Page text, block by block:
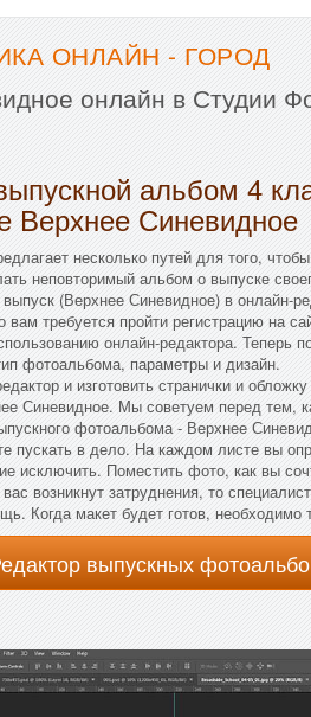
ОНЛАЙН - ГОРОД
онлайн в Студии
альбом 4
Верхнее Синевидное
несколько путей для того,
неповторимый альбом о выпуске
(Верхнее Синевидное) в онлайн-
требуется пройти регистрацию на
онлайн-редактора. Теперь
фотоальбома, параметры и дизайн.
и изготовить странички и
Синевидное. Мы советуем перед тем,
фотоальбома - Верхнее
пускать в дело. На каждом листе вы
исключить. Поместить фото, как вы
возникнут затруднения, то
Когда макет будет готов, необходимо
выпускных